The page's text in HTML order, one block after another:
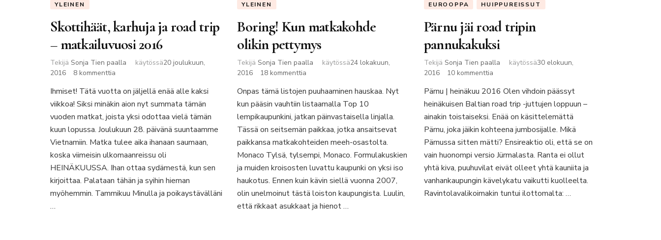
YLEINEN
Skottihäät, karhuja ja road trip
– matkailuvuosi 2016
Tekijä Sonja Tien paalla käytössä20 joulukuun,
2016
8 kommenttia
karhuja
ja
road
–
matkailuvuosi
2016
Ihmiset! Tätä vuotta on jäljellä enää alle kaksi
viikkoa! Siksi minäkin aion nyt summata tämän
vuoden matkat, joista yksi odottaa vielä tämän
kuun lopussa. Joulukuun 28. päivänä suuntaamme
Vietnamiin. Matka tulee aika ihanaan saumaan,
koska viimeisin ulkomaanreissu oli
HEINÄKUUSSA. Ihan ottaa sydämestä, kun sen
kirjoittaa. Palataan tähän ja syihin hieman
myöhemmin. Tammikuu Minulla ja poikaystävälläni
…
YLEINEN
Boring! Kun matkakohde
olikin pettymys
Tekijä Sonja Tien paalla käytössä24 lokakuun,
2016
18 kommenttiaartikkeliin
Kun
matkakohde
olikin
pettymys
Onpas tämä listojen puuhaaminen hauskaa. Nyt
kun pääsin vauhtiin listaamalla Top 10
lempikaupunkini, jatkan päinvastaisella linjalla.
Tässä on seitsemän paikkaa, jotka ansaitsevat
paikkansa matkakohteiden meeh-osastolta.
Monaco Tylsä, tylsempi, Monaco. Formulakuskien
ja muiden kroisosten luvattu kaupunki on yksi iso
haukotus. Ennen kuin kävin siellä vuonna 2007,
olin unelmoinut tästä loiston kaupungista. Luulin,
että rikkaat asukkaat ja hienot …
EUROOPPA HUIPPUREISSUT
Pärnu jäi road tripin
pannukakuksi
Tekijä Sonja Tien paalla käytössä30 elokuun,
2016
10 kommenttiaartikkeliin
jäi
road
tripin
Pärnu | heinäkuu 2016 Olen vihdoin päässyt
heinäkuisen Baltian road trip -juttujen loppuun –
ainakin toistaiseksi. Enää on käsittelemättä
Pärnu, joka jäikin kohteena jumbosijalle. Mikä
Pärnussa sitten mätti? Ensireaktio oli, että se on
vain huonompi versio Jürmalasta. Ranta ei ollut
yhtä kiva, puuhuvilat eivät olleet yhtä kauniita ja
vanhankaupungin kävelykatu vaikutti kuolleelta.
Ravintolavalikoimakin tuntui ilottomalta: …